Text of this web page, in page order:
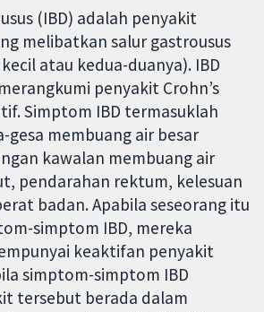
(IBD) adalah penyakit
melibatkan salur gastrousus
atau kedua-duanya). IBD
penyakit Crohn’s
Simptom IBD termasuklah
membuang air besar
kawalan membuang air
pendarahan rektum, kelesuan
badan. Apabila seseorang itu
simptom IBD, mereka
keaktifan penyakit
simptom-simptom IBD
tersebut berada dalam